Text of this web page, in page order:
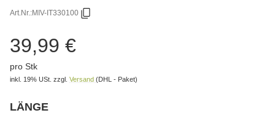
Art.Nr.:MIV-IT330100
39,99 €
pro Stk
inkl. 19% USt. zzgl. Versand (DHL - Paket)
LÄNGE